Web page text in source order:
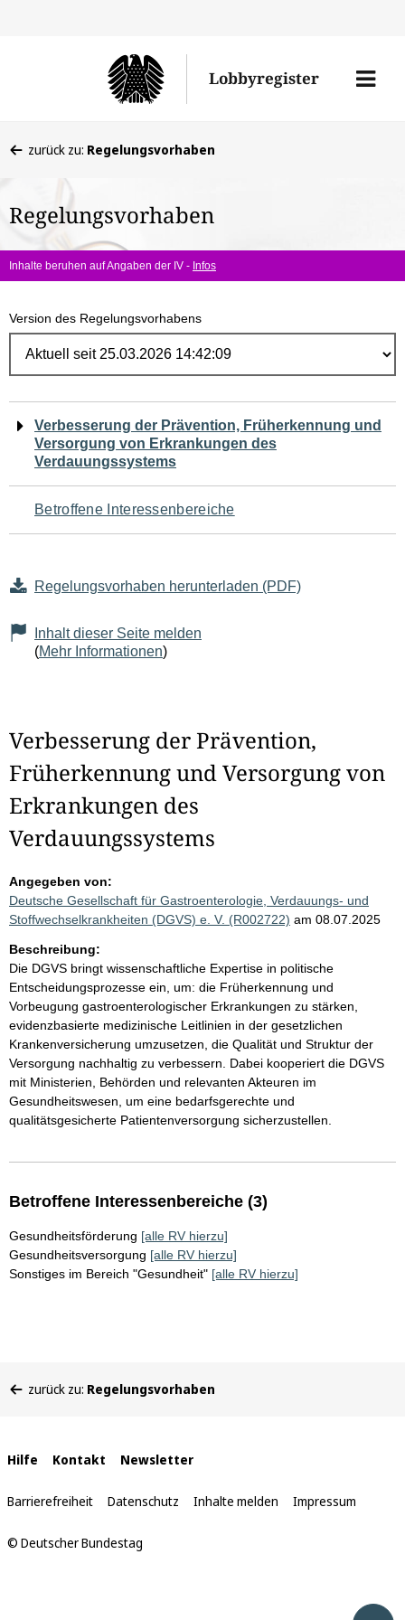
Lobbyregister
Menü
befinden
hier:
zurück zu: Regelungsvorhaben
Regelungsvorhaben
Inhalte beruhen auf Angaben der IV - Infos
Version des Regelungsvorhabens
Navigation
für
den
Seiteninhalt
Verbesserung der Prävention, Früherkennung und
Versorgung von Erkrankungen des
Verdauungssystems
Betroffene Interessenbereiche
Regelungsvorhaben herunterladen (PDF)
Inhalt dieser Seite melden
(Mehr Informationen)
Verbesserung der Prävention,
Früherkennung und Versorgung von
Erkrankungen des
Verdauungssystems
Angegeben von:
Deutsche Gesellschaft für Gastroenterologie, Verdauungs- und
Stoffwechselkrankheiten (DGVS) e. V. (R002722) am 08.07.2025
Beschreibung:
Die DGVS bringt wissenschaftliche Expertise in politische
Entscheidungsprozesse ein, um: die Früherkennung und
Vorbeugung gastroenterologischer Erkrankungen zu stärken,
evidenzbasierte medizinische Leitlinien in der gesetzlichen
Krankenversicherung umzusetzen, die Qualität und Struktur der
Versorgung nachhaltig zu verbessern. Dabei kooperiert die DGVS
mit Ministerien, Behörden und relevanten Akteuren im
Gesundheitswesen, um eine bedarfsgerechte und
qualitätsgesicherte Patientenversorgung sicherzustellen.
Betroffene Interessenbereiche (3)
Gesundheitsförderung [alle RV hierzu]
Gesundheitsversorgung [alle RV hierzu]
Sonstiges im Bereich "Gesundheit" [alle RV hierzu]
befinden
zurück zu: Regelungsvorhaben
Interne
Links
Hilfe Kontakt Newsletter
Barrierefreiheit Datenschutz Inhalte melden Impressum
© Deutscher Bundestag